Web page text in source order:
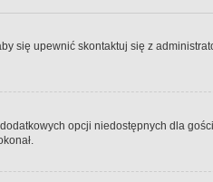
się upewnić skontaktuj się z
opcji niedostępnych dla